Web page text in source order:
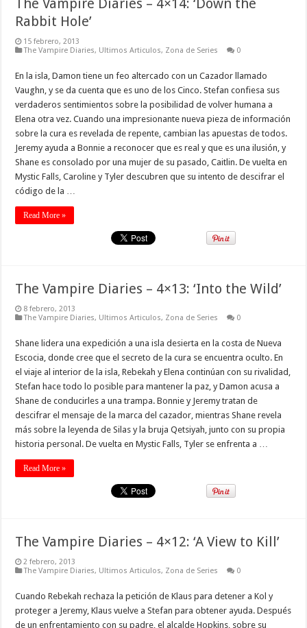
The Vampire Diaries – 4×14: ‘Down the
Rabbit Hole’
15 febrero, 2013
The Vampire Diaries, Ultimos Articulos, Zona de Series 0
En la isla, Damon tiene un feo altercado con un Cazador llamado
Vaughn, y se da cuenta que es uno de los Cinco. Stefan confiesa sus
verdaderos sentimientos sobre la posibilidad de volver humana a
Elena otra vez. Cuando una impresionante nueva pieza de información
sobre la cura es revelada de repente, cambian las apuestas de todos.
Jeremy ayuda a Bonnie a reconocer que es real y que es una ilusión, y
Shane es consolado por una mujer de su pasado, Caitlin. De vuelta en
Mystic Falls, Caroline y Tyler descubren que su intento de descifrar el
código de la …
Read More »
The Vampire Diaries – 4×13: ‘Into the Wild’
8 febrero, 2013
The Vampire Diaries, Ultimos Articulos, Zona de Series 0
Shane lidera una expedición a una isla desierta en la costa de Nueva
Escocia, donde cree que el secreto de la cura se encuentra oculto. En
el viaje al interior de la isla, Rebekah y Elena continúan con su rivalidad,
Stefan hace todo lo posible para mantener la paz, y Damon acusa a
Shane de conducirles a una trampa. Bonnie y Jeremy tratan de
descifrar el mensaje de la marca del cazador, mientras Shane revela
más sobre la leyenda de Silas y la bruja Qetsiyah, junto con su propia
historia personal. De vuelta en Mystic Falls, Tyler se enfrenta a …
Read More »
The Vampire Diaries – 4×12: ‘A View to Kill’
2 febrero, 2013
The Vampire Diaries, Ultimos Articulos, Zona de Series 0
Cuando Rebekah rechaza la petición de Klaus para detener a Kol y
proteger a Jeremy, Klaus vuelve a Stefan para obtener ayuda. Después
de un enfrentamiento con su padre, el alcalde Hopkins, sobre su